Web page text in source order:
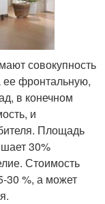
совокупность
фронтальную,
в конечном
и
Площадь
30%
Стоимость
30 %, а может